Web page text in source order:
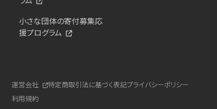
小さな団体の寄付募集応
援プログラム
運営会社 特定商取引法に基づく表記プライバシーポリシー
利用規約